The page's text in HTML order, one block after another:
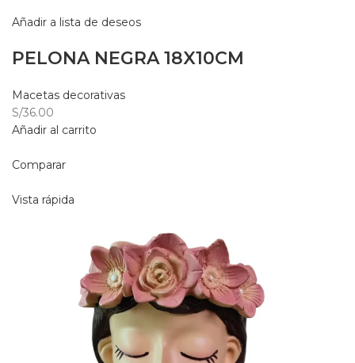
Añadir a lista de deseos
PELONA NEGRA 18X10CM
Macetas decorativas
S/36.00
Añadir al carrito
Comparar
Vista rápida